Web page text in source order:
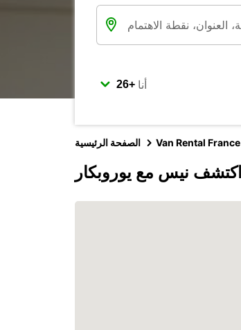
أنا
الصفحة الرئيسية Van Rental France
اكتشف نيس مع يوروبكار